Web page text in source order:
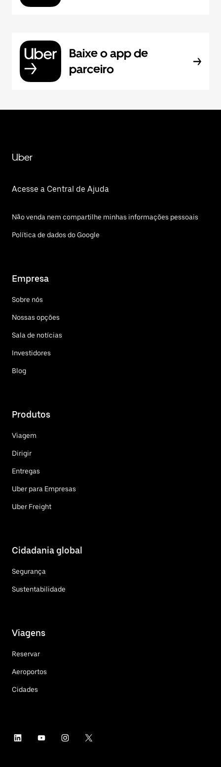
Baixe o app de
parceiro
Uber
Acesse a Central de Ajuda
Não venda nem compartilhe minhas informações pessoais
Política de dados do Google
Empresa
Sobre nós
Nossas opções
Sala de notícias
Investidores
Blog
Produtos
Viagem
Dirigir
Entregas
Uber para Empresas
Uber Freight
Cidadania global
Segurança
Sustentabilidade
Viagens
Reservar
Aeroportos
Cidades